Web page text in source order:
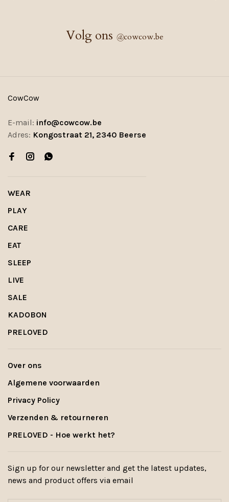
Volg ons @cowcow.be
CowCow
E-mail: info@cowcow.be
Adres: Kongostraat 21, 2340 Beerse
WEAR
PLAY
CARE
EAT
SLEEP
LIVE
SALE
KADOBON
PRELOVED
Over ons
Algemene voorwaarden
Privacy Policy
Verzenden & retourneren
PRELOVED - Hoe werkt het?
Sign up for our newsletter and get the latest updates,
news and product offers via email